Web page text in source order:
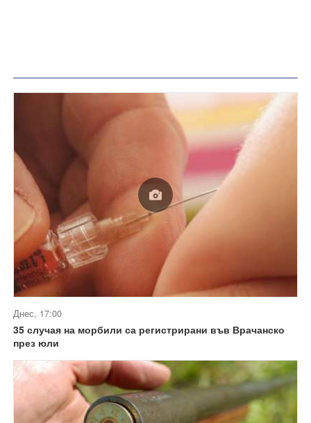
Днес, 17:00
35 случая на морбили са регистрирани във Врачанско
през юли